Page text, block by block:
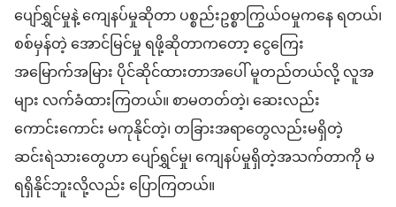
ပျော်ရွှင်မှုနဲ့ ကျေနပ်မှုဆိုတာ ပစ္စည်းဥစ္စာကြွယ်ဝမှုကနေ ရတယ်၊
စစ်မှန်တဲ့ အောင်မြင်မှု ရဖို့ဆိုတာကတော့ ငွေကြေး
အမြောက်အမြား ပိုင်ဆိုင်ထားတာအပေါ် မူတည်တယ်လို့ လူအ
များ လက်ခံထားကြတယ်။ စာမတတ်တဲ့၊ ဆေးလည်း
ကောင်းကောင်း မကုနိုင်တဲ့၊ တခြားအရာတွေလည်းမရှိတဲ့
ဆင်းရဲသားတွေဟာ ပျော်ရွှင်မှု၊ ကျေနပ်မှုရှိတဲ့အသက်တာကို မ
ရရှိနိုင်ဘူးလို့လည်း ပြောကြတယ်။